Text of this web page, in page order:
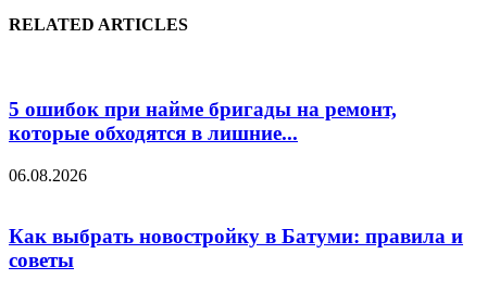
RELATED ARTICLES
5 ошибок при найме бригады на ремонт,
которые обходятся в лишние...
06.08.2026
Как выбрать новостройку в Батуми: правила и
советы